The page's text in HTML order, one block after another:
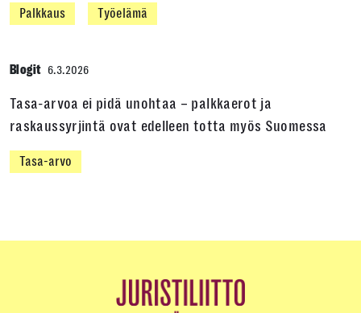
Palkkaus Työelämä
Blogit 6.3.2026
Tasa-arvoa ei pidä unohtaa – palkkaerot ja
raskaussyrjintä ovat edelleen totta myös Suomessa
Tasa-arvo